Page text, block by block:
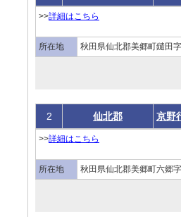
>>詳細はこちら
所在地 秋田県仙北郡美郷町鑓田
2 仙北郡 京野
>>詳細はこちら
所在地 秋田県仙北郡美郷町六郷